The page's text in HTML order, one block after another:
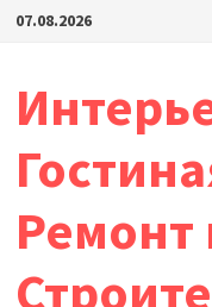
Перейти
07.08.2026
Ремонт